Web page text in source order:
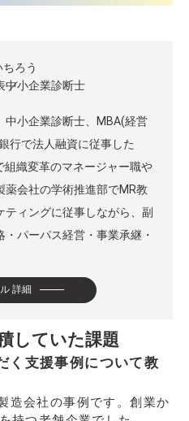
ろう
中小企業診断士
中小企業診断士、MBA(経営
行で法人融資に従事した
織変革のマネージャー職や
会社の学術推進部でMR教
ィングに従事しながら、副
パーパス経営・事業承継・
詳細
していた課題
く支援事例について教
造会社の事例です。創業か